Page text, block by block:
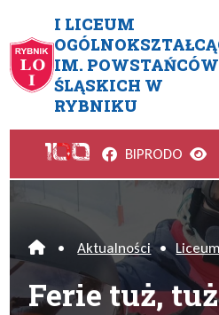
I LICEUM
IM. POWSTAŃCÓW
ŚLĄSKICH W
RYBNIKU
Ferie tuż, tuż…
Facebook
BIPRODO
Home
• Aktualności • Liceum
Ferie tuż,